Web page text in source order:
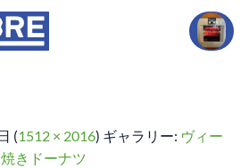
(1512 × 2016) ギャラリー: ヴィー
きドーナツ